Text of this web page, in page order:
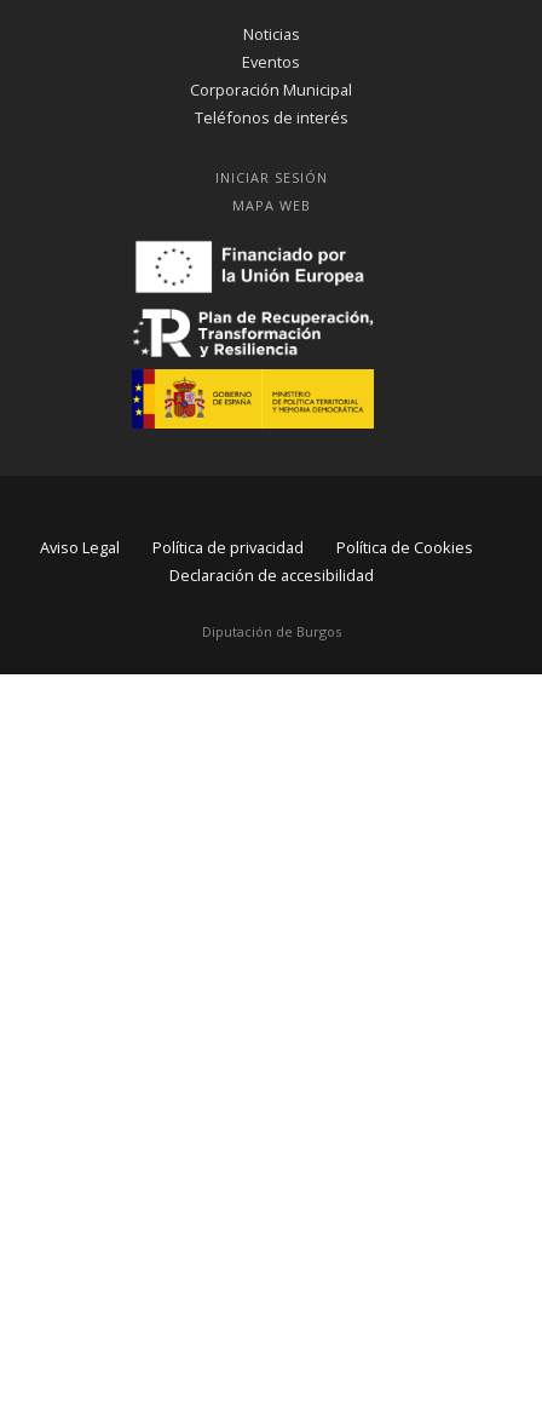
Noticias
Eventos
Corporación Municipal
Teléfonos de interés
INICIAR SESIÓN
MAPA WEB
Diputación de Burgos
Aviso Legal Política de privacidad
Política de Cookies
Declaración de accesibilidad